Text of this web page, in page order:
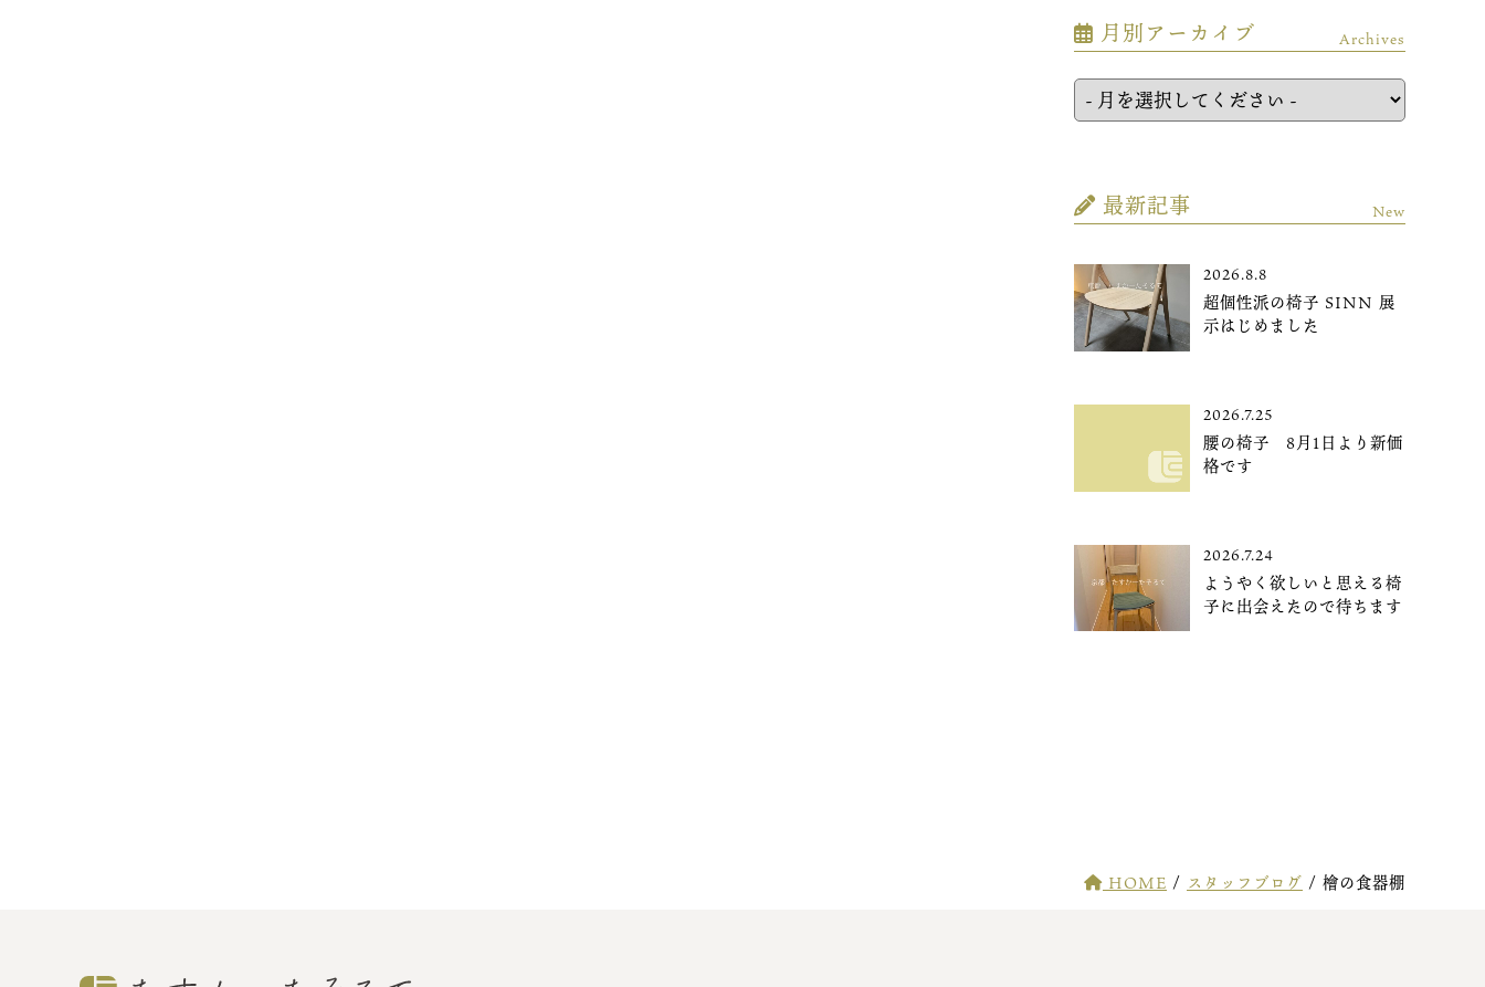
月別アーカイブ Archives
最新記事 New
2026.8.8
超個性派の椅子 SINN 展
示はじめました
2026.7.25
腰の椅子 8月1日より新価
格です
2026.7.24
ようやく欲しいと思える椅
子に出会えたので待ちます
HOME / スタッフブログ / 檜の食器棚